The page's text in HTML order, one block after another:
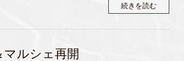
続きを読む
マルシェ再開